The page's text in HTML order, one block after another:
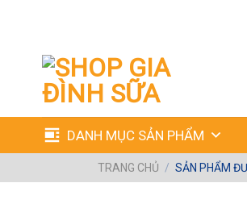
DANH MỤC SẢN PHẨM
TRANG CHỦ / SẢN PHẨM